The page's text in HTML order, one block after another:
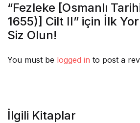
“Fezleke [Osmanlı
1655)] Cilt II” için İlk
Siz Olun!
You must be logged in to post a
İlgili Kitaplar